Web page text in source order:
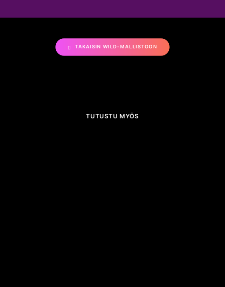
TAKAISIN WILD-MALLISTOON
TUTUSTU MYÖS